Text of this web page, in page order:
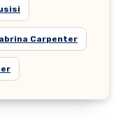
Carpenter